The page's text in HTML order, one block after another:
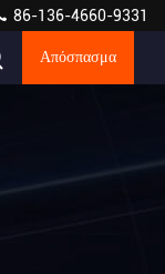
86-136-4660-9331
Απόσπασμα